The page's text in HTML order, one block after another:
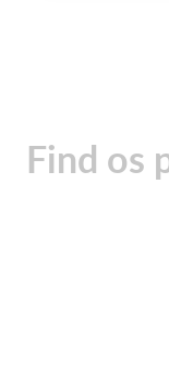
Find os